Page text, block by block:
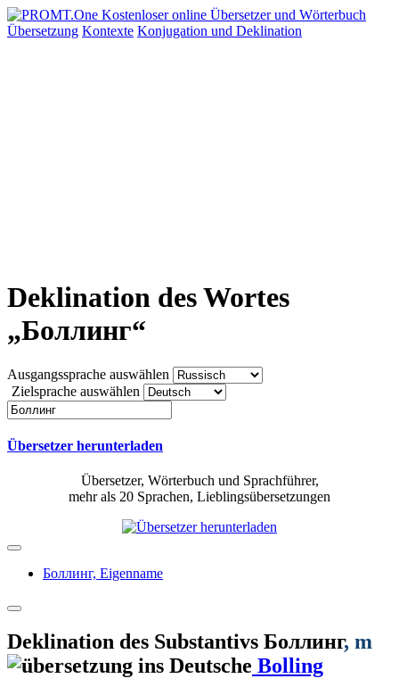
Übersetzung Kontexte Konjugation und Deklination
Deklination des Wortes
„Боллинг“
Ausgangssprache auswählen
Zielsprache auswählen
Übersetzer herunterladen
Übersetzer, Wörterbuch und Sprachführer,
mehr als 20 Sprachen, Lieblingsübersetzungen
Боллинг, Eigenname
Deklination des Substantivs Боллинг, m
Bolling